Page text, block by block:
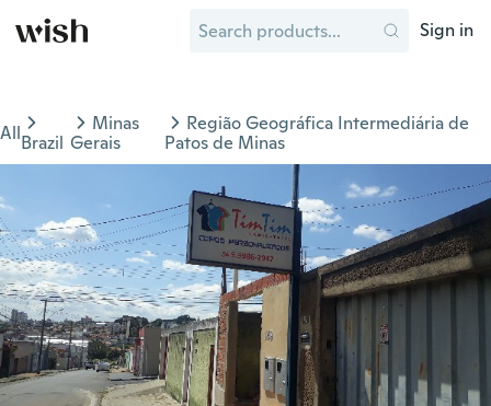
Sign in
AllBrazil
Minas
Gerais
Região Geográfica Intermediária de
Patos de Minas